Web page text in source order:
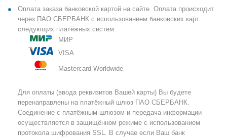
Оплата заказа банковской картой на сайте. Оплата происходит
через ПАО СБЕРБАНК с использованием банковских карт
следующих платёжных систем:
МИР
VISA
Mastercard Worldwide
Для оплаты (ввода реквизитов Вашей карты) Вы будете
перенаправлены на платёжный шлюз ПАО СБЕРБАНК.
Соединение с платёжным шлюзом и передача информации
осуществляется в защищённом режиме с использованием
протокола шифрования SSL. В случае если Ваш банк